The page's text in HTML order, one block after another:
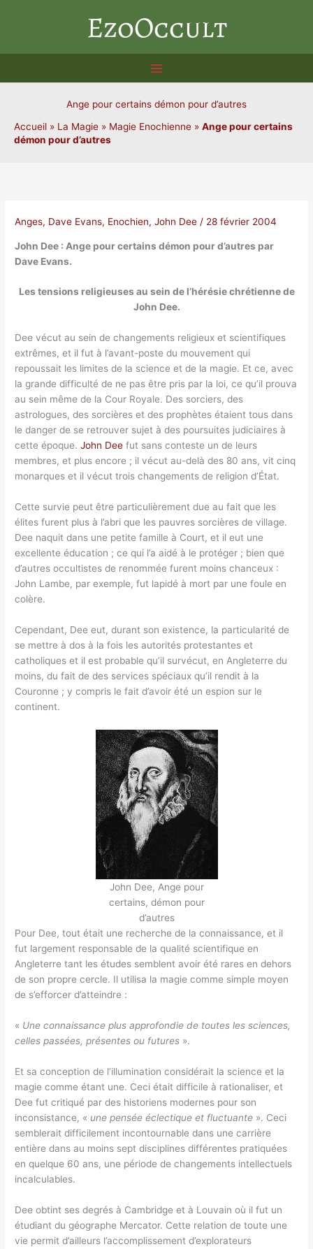
EzoOccult
Ange pour certains démon pour d’autres
Accueil » La Magie » Magie Enochienne » Ange pour certains
démon pour d’autres
Anges, Dave Evans, Enochien,John Dee / 28 février 2004
John Dee : Ange pour certains démon pour d’autres par
Dave Evans.
Les tensions religieuses au sein de l’hérésie chrétienne de
John Dee.
Dee vécut au sein de changements religieux et scientifiques
extrêmes, et il fut à l’avant-poste du mouvement qui
repoussait les limites de la science et de la magie. Et ce, avec
la grande difficulté de ne pas être pris par la loi, ce qu’il prouva
au sein même de la Cour Royale. Des sorciers, des
astrologues, des sorcières et des prophètes étaient tous dans
le danger de se retrouver sujet à des poursuites judiciaires à
cette époque.John Dee fut sans conteste un de leurs
membres, et plus encore ; il vécut au-delà des 80 ans, vit cinq
monarques et il vécut trois changements de religion d’État.
Cette survie peut être particulièrement due au fait que les
élites furent plus à l’abri que les pauvres sorcières de village.
Dee naquit dans une petite famille à Court, et il eut une
excellente éducation ; ce qui l’a aidé à le protéger ; bien que
d’autres occultistes de renommée furent moins chanceux :
John Lambe, par exemple, fut lapidé à mort par une foule en
colère.
Cependant, Dee eut, durant son existence, la particularité de
se mettre à dos à la fois les autorités protestantes et
catholiques et il est probable qu’il survécut, en Angleterre du
moins, du fait de des services spéciaux qu’il rendit à la
Couronne ; y compris le fait d’avoir été un espion sur le
continent.
John Dee, Ange pour
certains, démon pour
d’autres
Pour Dee, tout était une recherche de la connaissance, et il
fut largement responsable de la qualité scientifique en
Angleterre tant les études semblent avoir été rares en dehors
de son propre cercle. Il utilisa la magie comme simple moyen
de s’efforcer d’atteindre :
« Une connaissance plus approfondie de toutes les sciences,
celles passées, présentes ou futures ».
Et sa conception de l’illumination considérait la science et la
magie comme étant une. Ceci était difficile à rationaliser, et
Dee fut critiqué par des historiens modernes pour son
inconsistance, « une pensée éclectique et fluctuante ». Ceci
semblerait difficilement incontournable dans une carrière
entière dans au moins sept disciplines différentes pratiquées
en quelque 60 ans, une période de changements intellectuels
incalculables.
Dee obtint ses degrés à Cambridge et à Louvain où il fut un
étudiant du géographe Mercator. Cette relation de toute une
vie permit d’ailleurs l’accomplissement d’explorateurs